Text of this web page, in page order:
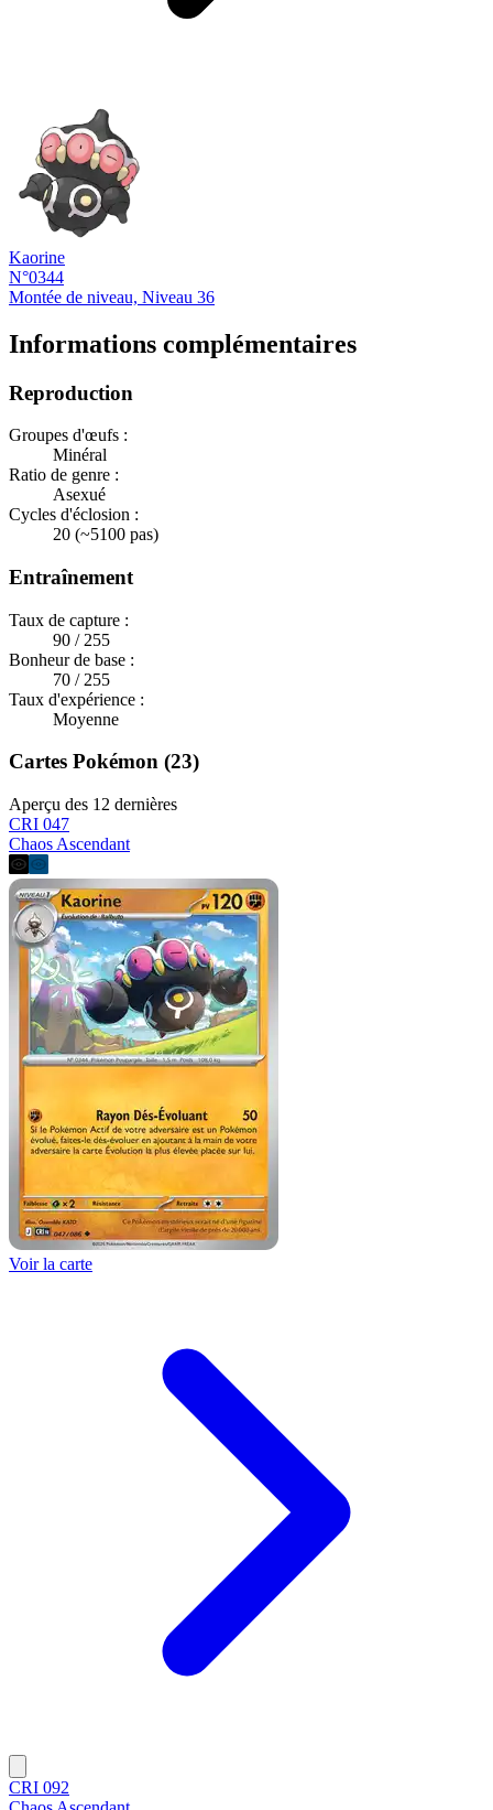
Kaorine
N°0344
Montée de niveau, Niveau 36
Informations complémentaires
Reproduction
Groupes d'œufs :
Minéral
Ratio de genre :
Asexué
Cycles d'éclosion :
20 (~5100 pas)
Entraînement
Taux de capture :
90 / 255
Bonheur de base :
70 / 255
Taux d'expérience :
Moyenne
Cartes Pokémon (23)
Aperçu des 12 dernières
CRI 047
Chaos Ascendant
Voir la carte
CRI 092